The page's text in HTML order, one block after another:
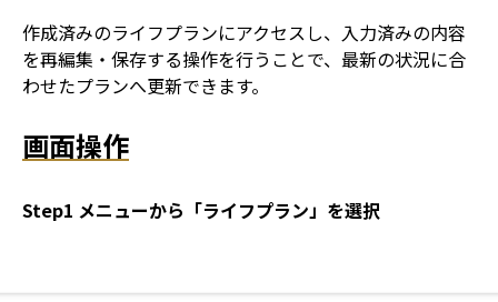
作成済みのライフプランにアクセスし、入力済みの内容
を再編集・保存する操作を行うことで、最新の状況に合
わせたプランへ更新できます。
画面操作
Step1 メニューから「ライフプラン」を選択